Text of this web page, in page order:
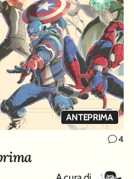
ANTEPRIMA
4